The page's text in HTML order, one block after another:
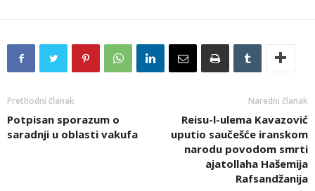
Prethodni članak
Potpisan sporazum o
saradnji u oblasti vakufa
Naredni članak
Reisu-l-ulema Kavazović
uputio saučešće iranskom
narodu povodom smrti
ajatollaha Hašemija
Rafsandžanija